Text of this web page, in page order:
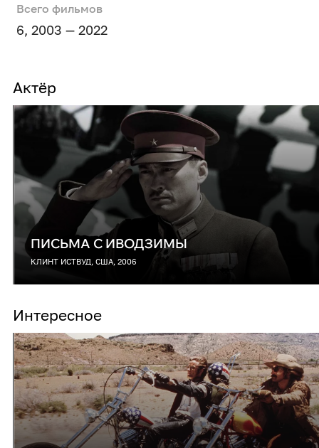
Всего фильмов
6, 2003 — 2022
Актёр
ПИСЬМА С ИВОДЗИМЫ
КЛИНТ ИСТВУД, США, 2006
Интересное